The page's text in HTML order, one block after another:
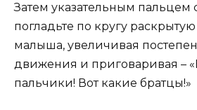
Затем указательным пальцем
погладьте по кругу
малыша, увеличивая
движения и приговаривая –
пальчики! Вот какие братцы!»